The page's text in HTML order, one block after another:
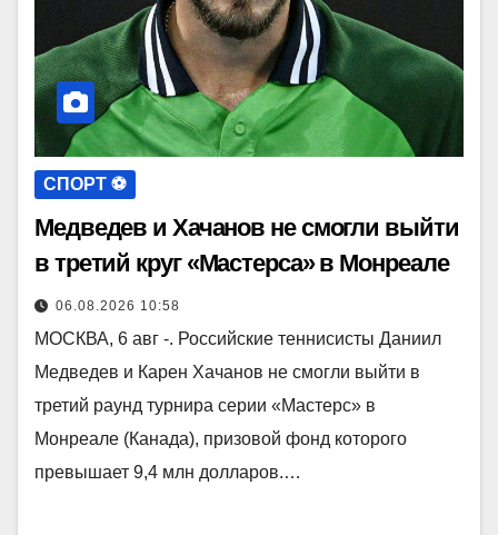
СПОРТ ⚽️
Медведев и Хачанов не смогли выйти
в третий круг «Мастерса» в Монреале
06.08.2026 10:58
МОСКВА, 6 авг -. Российские теннисисты Даниил
Медведев и Карен Хачанов не смогли выйти в
третий раунд турнира серии «Мастерс» в
Монреале (Канада), призовой фонд которого
превышает 9,4 млн долларов.…